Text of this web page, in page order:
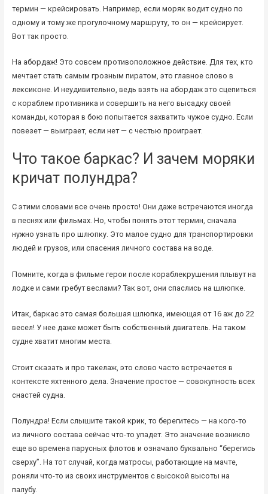
термин — крейсировать. Например, если моряк водит судно по
одному и тому же прогулочному маршруту, то он — крейсирует.
Вот так просто.
На абордаж! Это совсем противоположное действие. Для тех, кто
мечтает стать самым грозным пиратом, это главное слово в
лексиконе. И неудивительно, ведь взять на абордаж это сцепиться
с кораблем противника и совершить на него высадку своей
команды, которая в бою попытается захватить чужое судно. Если
повезет — выиграет, если нет — с честью проиграет.
Что такое баркас? И зачем моряки
кричат полундра?
С этими словами все очень просто! Они даже встречаются иногда
в песнях или фильмах. Но, чтобы понять этот термин, сначала
нужно узнать про шлюпку. Это малое судно для транспортировки
людей и грузов, или спасения личного состава на воде.
Помните, когда в фильме герои после кораблекрушения плывут на
лодке и сами гребут веслами? Так вот, они спаслись на шлюпке.
Итак, баркас это самая большая шлюпка, имеющая от 16 аж до 22
весел! У нее даже может быть собственный двигатель. На таком
судне хватит многим места.
Стоит сказать и про такелаж, это слово часто встречается в
контексте яхтенного дела. Значение простое — совокупность всех
снастей судна.
Полундра! Если слышите такой крик, то берегитесь — на кого-то
из личного состава сейчас что-то упадет. Это значение возникло
еще во времена парусных флотов и означало буквально “берегись
сверху”. На тот случай, когда матросы, работающие на мачте,
роняли что-то из своих инструментов с высокой высоты на
палубу.